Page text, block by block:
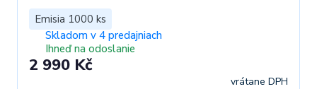
Emisia 1000 ks
Skladom v 4 predajniach
Ihneď na odoslanie
2 990 Kč
vrátane DPH